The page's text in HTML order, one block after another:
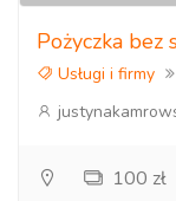
Pożyczka bez
Usługi i firmy
100 zł